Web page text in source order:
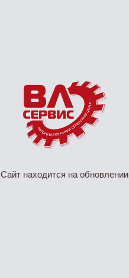
Сайт находится на обновлении